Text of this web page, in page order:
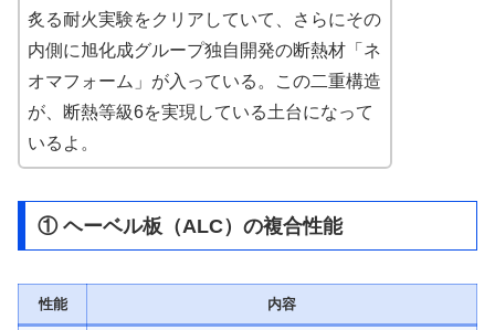
炙る耐火実験をクリアしていて、さらにその
内側に旭化成グループ独自開発の断熱材「ネ
オマフォーム」が入っている。この二重構造
が、断熱等級6を実現している土台になって
いるよ。
① ヘーベル板（ALC）の複合性能
性能 内容